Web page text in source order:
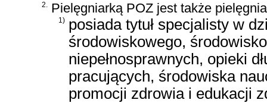
2. Pielęgniarką POZ jest także
1) posiada tytuł specjalisty w
środowiskowego,
niepełnosprawnych, opieki
pracujących, środowiska
promocji zdrowia i edukacji